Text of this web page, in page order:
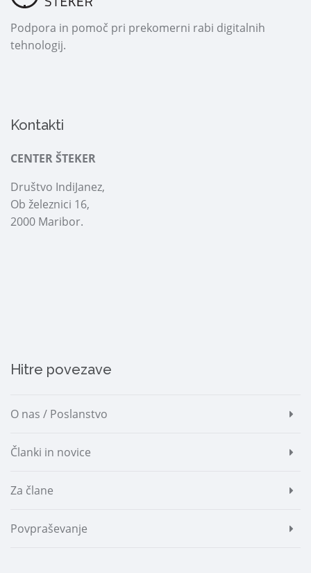
Podpora in pomoč pri prekomerni rabi digitalnih
tehnologij.
Kontakti
CENTER ŠTEKER
Društvo IndiJanez,
Ob železnici 16,
2000 Maribor.
Hitre povezave
O nas / Poslanstvo
Članki in novice
Za člane
Povpraševanje